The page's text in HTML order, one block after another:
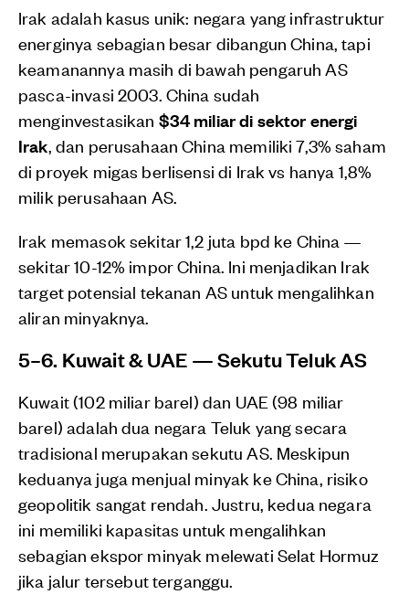
Irak adalah kasus unik: negara yang infrastruktur
energinya sebagian besar dibangun China, tapi
keamanannya masih di bawah pengaruh AS
pasca-invasi 2003. China sudah
menginvestasikan $34 miliar di sektor energi
Irak, dan perusahaan China memiliki 7,3% saham
di proyek migas berlisensi di Irak vs hanya 1,8%
milik perusahaan AS.
Irak memasok sekitar 1,2 juta bpd ke China —
sekitar 10-12% impor China. Ini menjadikan Irak
target potensial tekanan AS untuk mengalihkan
aliran minyaknya.
5–6. Kuwait & UAE — Sekutu Teluk AS
Kuwait (102 miliar barel) dan UAE (98 miliar
barel) adalah dua negara Teluk yang secara
tradisional merupakan sekutu AS. Meskipun
keduanya juga menjual minyak ke China, risiko
geopolitik sangat rendah. Justru, kedua negara
ini memiliki kapasitas untuk mengalihkan
sebagian ekspor minyak melewati Selat Hormuz
jika jalur tersebut terganggu.